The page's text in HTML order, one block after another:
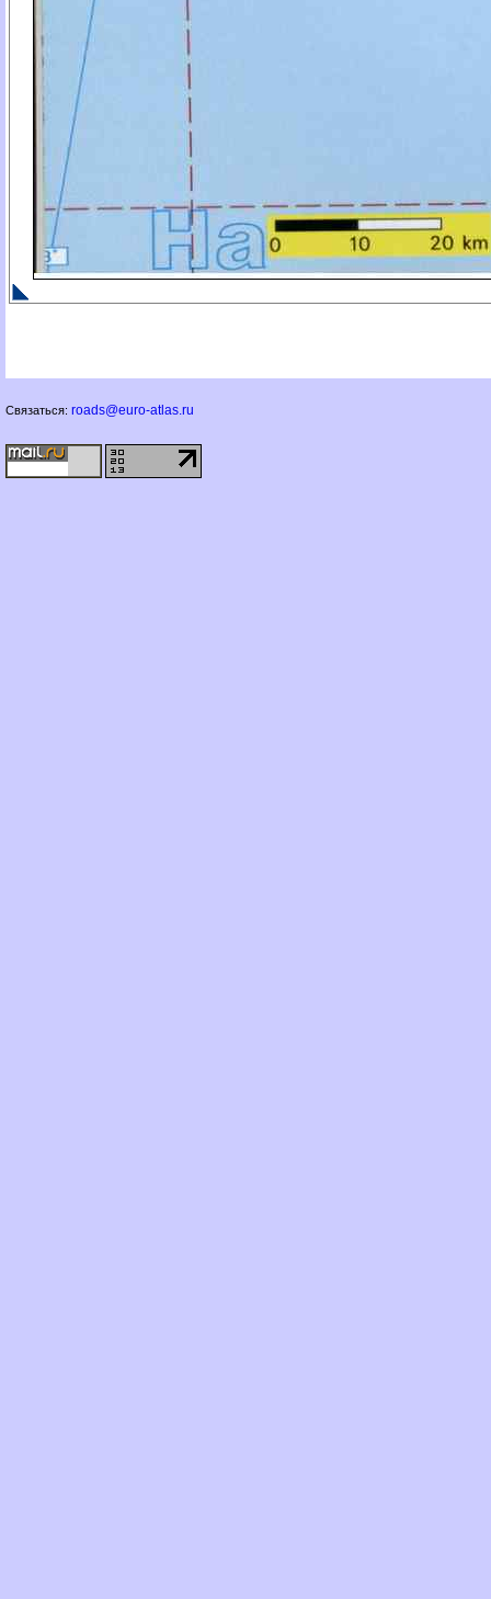
Связаться: roads@euro-atlas.ru